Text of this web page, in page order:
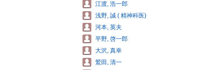
江渡, 浩一郎
浅野, 誠 ( 精神科医)
河本, 英夫
平野, 啓一郎
大沢, 真幸
鷲田, 清一